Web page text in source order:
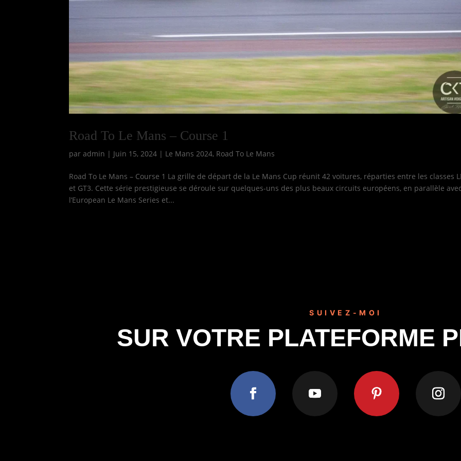
Road To Le Mans – Course 1
paradmin | Juin 15, 2024 | Le Mans 2024, Road To Le Mans
Road To Le Mans – Course 1 La grille de départ de la Le Mans Cup réunit 42 voitures, réparties entre les classes
et GT3. Cette série prestigieuse se déroule sur quelques-uns des plus beaux circuits européens, en parallèle avec
l’European Le Mans Series et...
SUIVEZ-MOI
SUR VOTRE PLATEFORME